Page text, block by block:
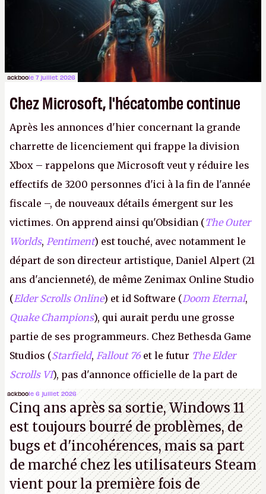
peut commencer à fantasmer.A.
ackboole 7 juillet 2026
Chez Microsoft, l'hécatombe continue
Après les annonces d'hier concernant la grande
charrette de licenciement qui frappe la division
Xbox – rappelons que Microsoft veut y réduire les
effectifs de 3200 personnes d'ici à la fin de l'année
fiscale –, de nouveaux détails émergent sur les
victimes. On apprend ainsi qu'Obsidian (The Outer
Worlds, Pentiment) est touché, avec notamment le
départ de son directeur artistique, Daniel Alpert (21
ans d'ancienneté), de même Zenimax Online Studio
(Elder Scrolls Online) et id Software (Doom Eternal,
Quake Champions), qui aurait perdu une grosse
partie de ses programmeurs. Chez Bethesda Game
Studios (Starfield, Fallout 76 et le futur The Elder
Scrolls VI), pas d'annonce officielle de la part de
Microsoft, mais le syndicat des employés confirme
de nombreux licenciements.A.
ackboole 6 juillet 2026
Cinq ans après sa sortie, Windows 11
est toujours bourré de problèmes, de
bugs et d'incohérences, mais sa part
de marché chez les utilisateurs Steam
vient pour la première fois de